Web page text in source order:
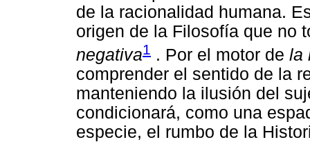
de la racionalidad humana.
origen de la Filosofía que no
negativa1 . Por el motor de la
comprender el sentido de la
manteniendo la ilusión del
condicionará, como una
especie, el rumbo de la